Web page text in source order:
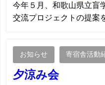
今年５月、和歌山県立盲
交流プロジェクトの提案
を共有し、交流の輪を
のでした。子どもたち
お知らせ 寄宿舎活動
夕涼み会